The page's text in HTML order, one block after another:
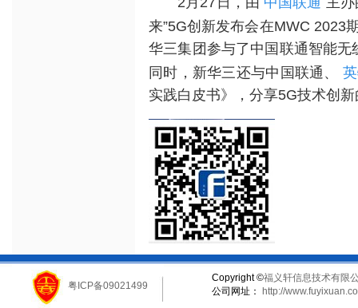
来”5G创新发布会在MWC 2023
华三集团参与了中国联通智能
同时，新华三还与中国联通、
实践白皮书》，分享5G技术创
粤ICP备09021499
Copyright ©福义轩信息技术有限
公司网址：
http://